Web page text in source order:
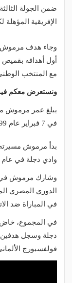
ضمن الجولة
الإفريقية المؤهلة
أول أهدافه
مع المنتخب
ونستعرض معكم
في 7 فبراير عام 1999.
بدأ مرموش مسيرته
وادي دجلة في عام 2016.
وشارك مرموش في
في المباراة ضد
دجلة وسجل
فولفسبورج الألماني